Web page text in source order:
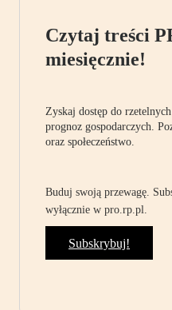
Czytaj treści
miesięcznie!
Zyskaj dostęp do
prognoz gospodarczych.
oraz społeczeństwo.
Buduj swoją przewagę.
wyłącznie w pro.rp.pl.
Subskrybuj!